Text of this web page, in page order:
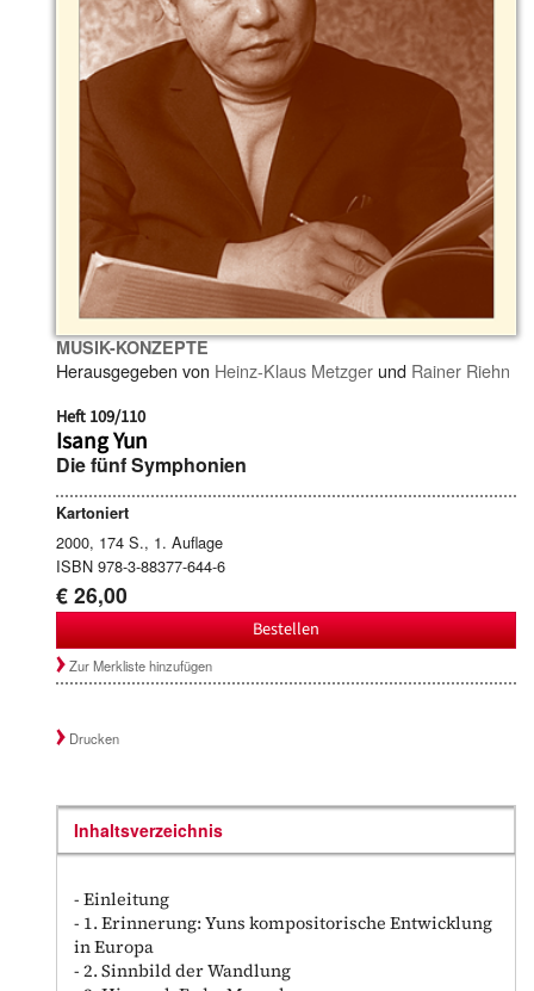
MUSIK-KONZEPTE
Herausgegeben von Heinz-Klaus Metzger und Rainer Riehn
Heft 109/110
Isang Yun
Die fünf Symphonien
Kartoniert
2000, 174 S., 1. Auflage
ISBN 978-3-88377-644-6
€ 26,00
Bestellen
Zur Merkliste hinzufügen
Drucken
Inhaltsverzeichnis
- Einleitung
- 1. Erinnerung: Yuns kompositorische Entwicklung
in Europa
- 2. Sinnbild der Wandlung